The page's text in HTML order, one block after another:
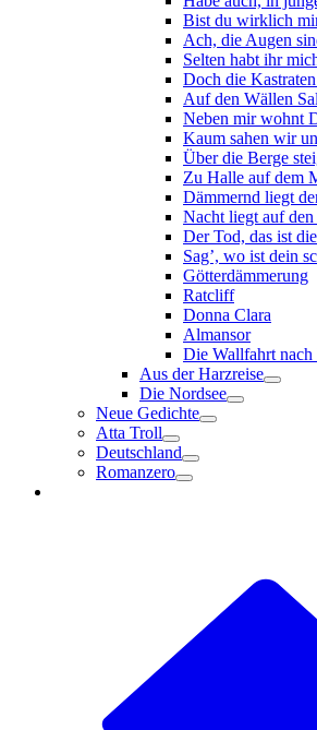
Bist du wirklich
Ach, die Augen
Selten habt ihr
Doch die
Auf den Wällen
Neben mir wohnt
Kaum sahen wir
Über die Berge
Zu Halle auf dem
Dämmernd liegt
Nacht liegt auf
Der Tod, das ist
Sag’, wo ist dein
Götterdämmerung
Ratcliff
Donna Clara
Almansor
Die Wallfahrt
Aus der Harzreise
Die Nordsee
Neue Gedichte
Atta Troll
Deutschland
Romanzero